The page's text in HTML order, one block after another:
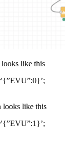
like this
looks like this